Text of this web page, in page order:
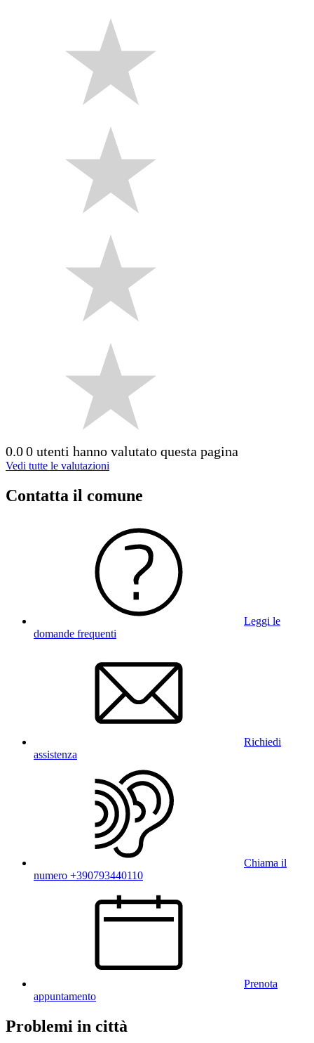
0.00 utenti hanno valutato questa pagina
Vedi tutte le valutazioni
Contatta il comune
Leggi le
domande frequenti
Richiedi
assistenza
Chiama il
numero +390793440110
Prenota
appuntamento
Problemi in città